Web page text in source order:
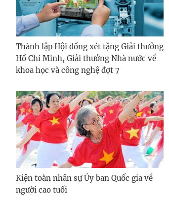
Thành lập Hội đồng xét tặng Giải thưởng
Hồ Chí Minh, Giải thưởng Nhà nước về
khoa học và công nghệ đợt 7
Kiện toàn nhân sự Ủy ban Quốc gia về
người cao tuổi